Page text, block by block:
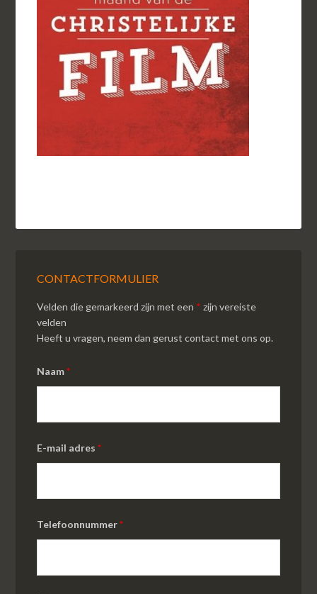
CONTACTFORMULIER
Velden die gemarkeerd zijn met een * zijn vereiste
velden
Heeft u vragen, neem dan gerust contact met ons op.
Naam*
E-mail adres*
Telefoonnummer*